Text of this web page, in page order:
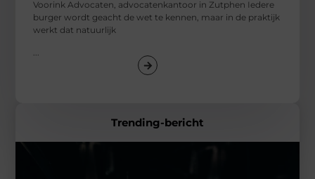
Trending-bericht
Voorink Advocaten, advocatenkantoor in Zutphen Iedere
burger wordt geacht de wet te kennen, maar in de praktijk
werkt dat natuurlijk
...